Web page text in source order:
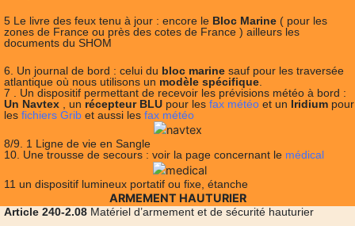
5 Le livre des feux tenu à jour : encore le Bloc Marine ( pour les
zones de France ou près des cotes de France ) ailleurs les
documents du SHOM
6. Un journal de bord : celui du bloc marine sauf pour les traversée
atlantique où nous utilisons un modèle spécifique
7 . Un dispositif permettant de recevoir les prévisions météo à bord :
Un Navtex , un récepteur BLU pour les fax météo et un Iridium pour
les fichiers Grib et aussi les fax météo
8/9. 1 Ligne de vie en Sangle
10. Une trousse de secours : voir la page concernant le médical
11 un dispositif lumineux portatif ou fixe, étanche
ARMEMENT HAUTURIER
Article 240-2.08 Matériel d’armement et de sécurité hauturier